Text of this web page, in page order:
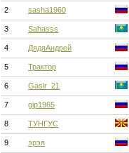
2 sasha1960
3 Sahasss
4 ДядяАндрей
5 Трактор
6 Gasir_21
7 gip1965
8 ТУНГУС
9 эрэя